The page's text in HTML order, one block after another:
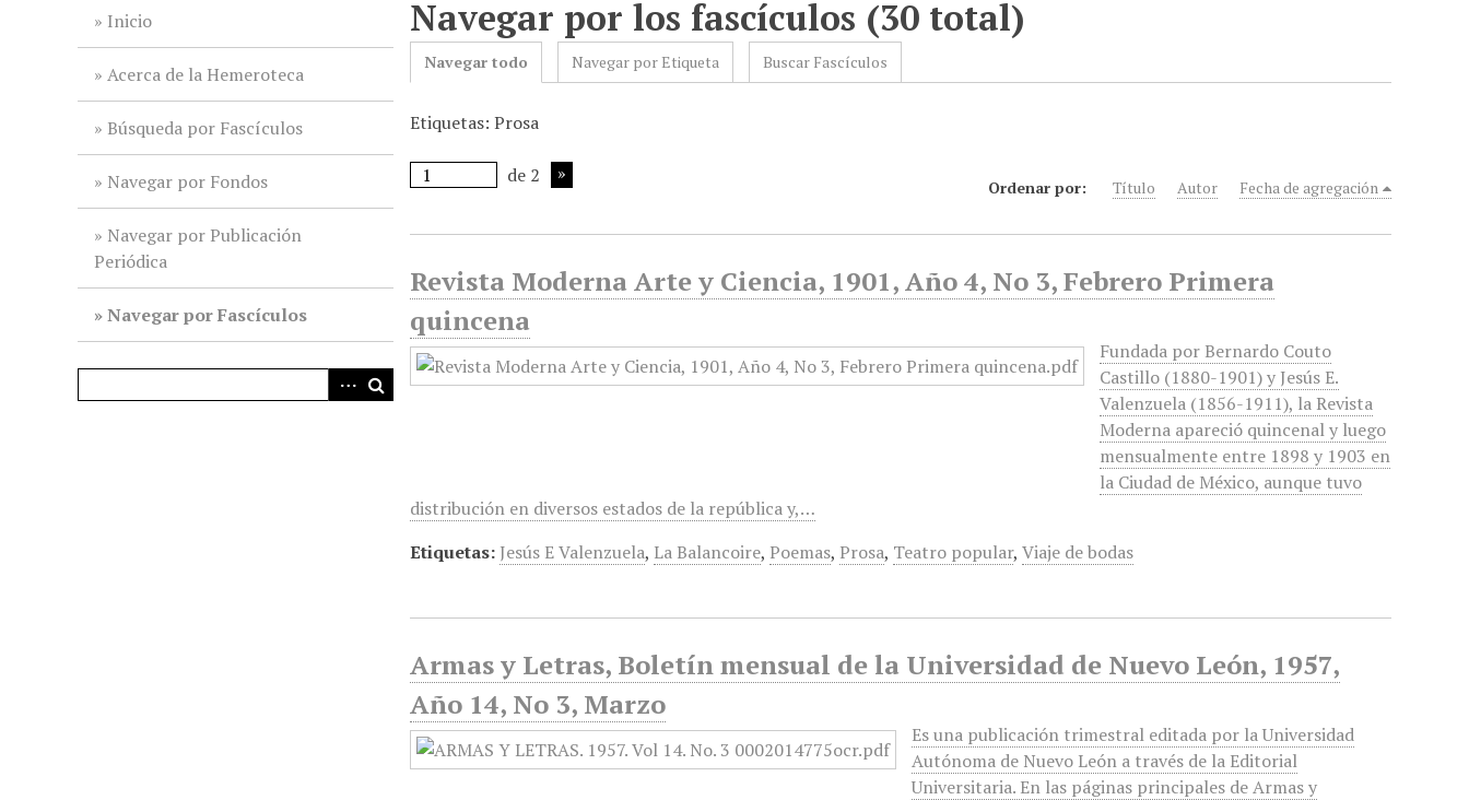
Inicio
Acerca de la Hemeroteca
Búsqueda por Fascículos
Navegar por Fondos
Navegar por Publicación
Periódica
Navegar por Fascículos
Navegar por los fascículos (30 total)
Navegar todo Navegar por Etiqueta Buscar Fascículos
Etiquetas: Prosa
de 2
Ordenar por: Título Autor Fecha de agregación
Revista Moderna Arte y Ciencia, 1901, Año 4, No 3, Febrero Primera
quincena
Fundada por Bernardo Couto
Castillo (1880-1901) y Jesús E.
Valenzuela (1856-1911), la Revista
Moderna apareció quincenal y luego
mensualmente entre 1898 y 1903 en
la Ciudad de México, aunque tuvo
distribución en diversos estados de la república y,…
Etiquetas: Jesús E Valenzuela, La Balancoire, Poemas, Prosa, Teatro popular,Viaje de bodas
Armas y Letras, Boletín mensual de la Universidad de Nuevo León, 1957,
Año 14, No 3, Marzo
Es una publicación trimestral editada por la Universidad
Autónoma de Nuevo León a través de la Editorial
Universitaria. En las páginas principales de Armas y